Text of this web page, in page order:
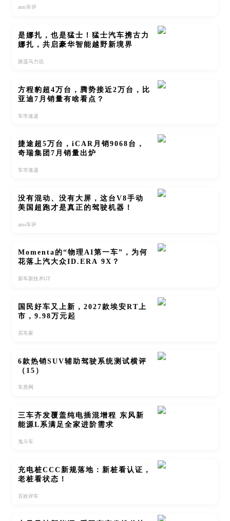
ams车评
是娜扎，也是猛士！猛士汽车携古力
娜扎，共启豪华智能越野新境界
路遥马力说
方程豹超4万台，腾势接近2万台，比
亚迪7月销量有啥看点？
车市速递
捷途超5万台，iCAR月销9068台，
奇瑞集团7月销量出炉
车市速递
没有混动、没有大屏，这台V8手动
美国超跑才是真正的驾驶机器！
ams车评
Momenta的“物理AI第一车”，为何
花落上汽大众ID.ERA 9X？
新车新技术GT
国民好车又上新，2027款埃安RT上
市，9.98万元起
买车家
6款热销SUV辅助驾驶系统测试横评
（15）
车质网
三车齐发覆盖纯电插混增程 东风新
能源L系满足全家进阶需求
鬼斗车
充电桩CCC新规落地：新桩看认证，
老桩看状态！
百姓评车